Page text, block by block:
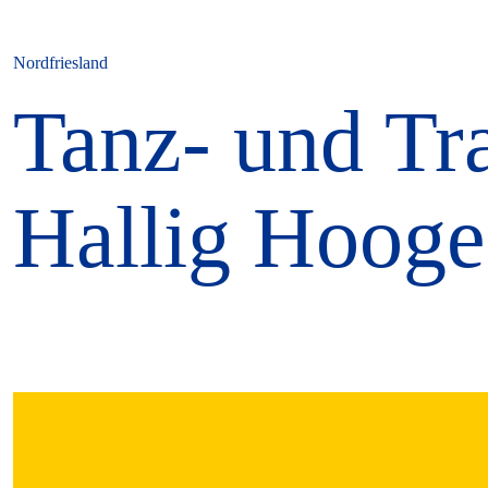
Nordfriesland
Tanz- und
Hallig Hooge